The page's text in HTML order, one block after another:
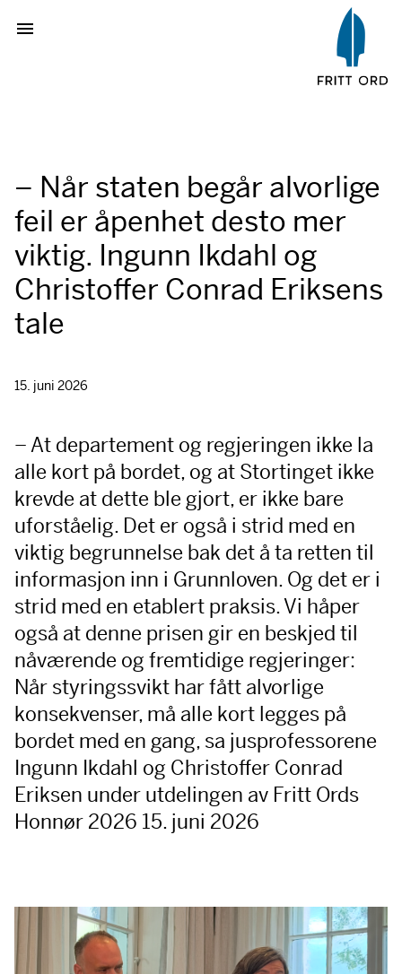
– Når staten begår alvorlige
feil er åpenhet desto mer
viktig. Ingunn Ikdahl og
Christoffer Conrad Eriksens
tale
15. juni 2026
– At departement og regjeringen ikke la
alle kort på bordet, og at Stortinget ikke
krevde at dette ble gjort, er ikke bare
uforståelig. Det er også i strid med en
viktig begrunnelse bak det å ta retten til
informasjon inn i Grunnloven. Og det er i
strid med en etablert praksis. Vi håper
også at denne prisen gir en beskjed til
nåværende og fremtidige regjeringer:
Når styringssvikt har fått alvorlige
konsekvenser, må alle kort legges på
bordet med en gang, sa jusprofessorene
Ingunn Ikdahl og Christoffer Conrad
Eriksen under utdelingen av Fritt Ords
Honnør 2026 15. juni 2026